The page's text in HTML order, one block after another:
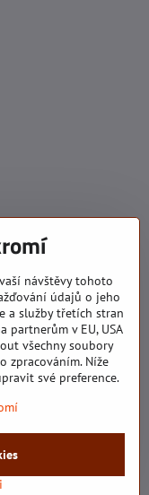
společnosti Ing.
stránek můžete jen se
Stav objednávky
návštěvy tohoto
údajů o jeho
a služby třetích stran
partnerům v EU, USA
všechny soubory
zpracováním. Níže
své preference.